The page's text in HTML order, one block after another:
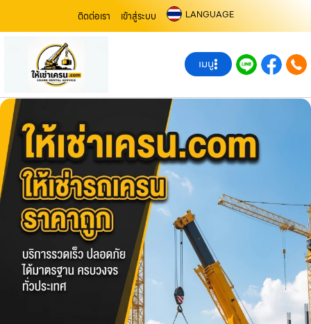
ติดต่อเรา เข้าสู่ระบบ LANGUAGE
เมนู